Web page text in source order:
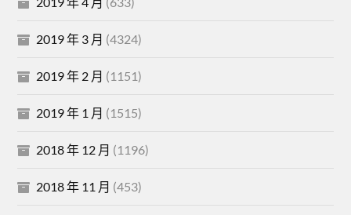
2019 年 3 月 (4324)
2019 年 2 月 (1151)
2019 年 1 月 (1515)
2018 年 12 月 (1196)
2018 年 11 月 (453)